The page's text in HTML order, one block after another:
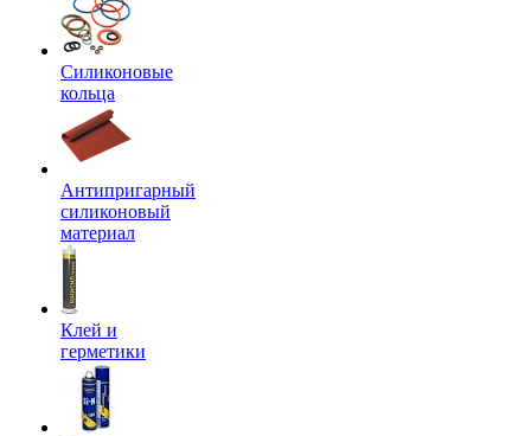
Силиконовые
кольца
Антипригарный
силиконовый
материал
Клей и
герметики